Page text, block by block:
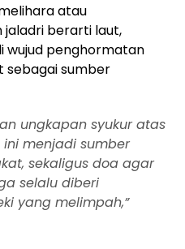
atau
jaladri berarti laut,
wujud penghormatan
sebagai sumber
ungkapan syukur atas
menjadi sumber
sekaligus doa agar
selalu diberi
yang melimpah,”